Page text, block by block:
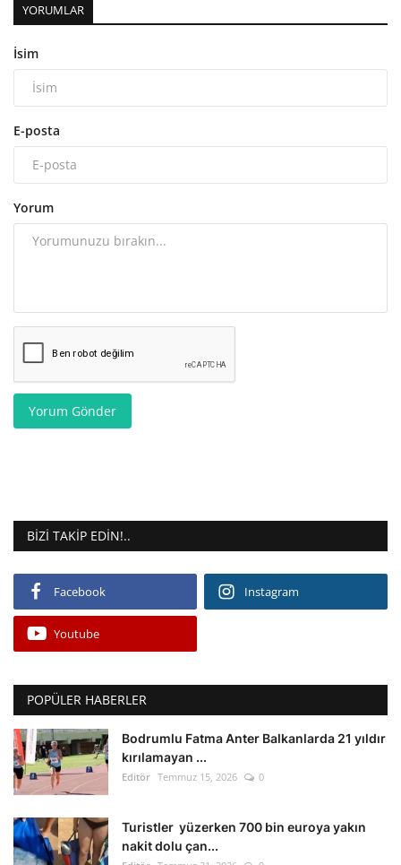
YORUMLAR
İsim
E-posta
Yorum
Yorum Gönder
BIZI TAKIP EDIN!..
Facebook Instagram
Youtube
POPÜLER HABERLER
Bodrumlu Fatma Anter Balkanlarda 21 yıldır
kırılamayan ...
Editör Temmuz 15, 2026 0
Turistler yüzerken 700 bin euroya yakın
nakit dolu çan...